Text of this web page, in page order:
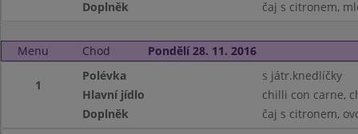
Doplněk
čaj s citronem,
Menu Chod Pondělí 28. 11. 2016
1
Polévka
s játr.knedlíčky
Hlavní jídlo
chilli con carne,
Doplněk
čaj s citronem,